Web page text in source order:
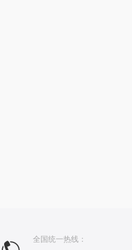
全国统一热线：